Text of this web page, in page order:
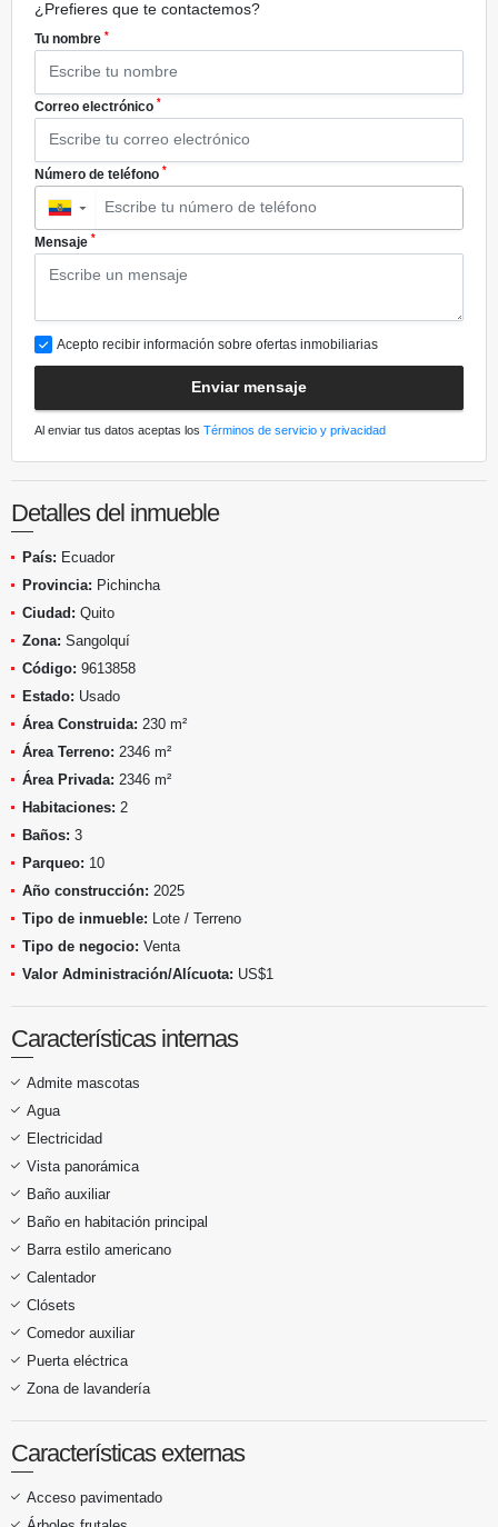
¿Prefieres que te contactemos?
Tu nombre *
Correo electrónico *
Número de teléfono *
▼
Mensaje *
Acepto recibir información sobre ofertas inmobiliarias
Enviar mensaje
Al enviar tus datos aceptas los Términos de servicio y privacidad
Detalles del inmueble
País: Ecuador
Provincia: Pichincha
Ciudad: Quito
Zona: Sangolquí
Código: 9613858
Estado: Usado
Área Construida: 230 m²
Área Terreno: 2346 m²
Área Privada: 2346 m²
Habitaciones: 2
Baños: 3
Parqueo: 10
Año construcción: 2025
Tipo de inmueble: Lote / Terreno
Tipo de negocio: Venta
Valor Administración/Alícuota: US$1
Características internas
Admite mascotas
Agua
Electricidad
Vista panorámica
Baño auxiliar
Baño en habitación principal
Barra estilo americano
Calentador
Clósets
Comedor auxiliar
Puerta eléctrica
Zona de lavandería
Características externas
Acceso pavimentado